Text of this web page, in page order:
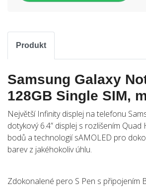
Produkt
Samsung Galaxy
128GB Single SIM,
Největší Infinity displej na telefonu
dotykový 6.4” displej s rozlišením
bodů a technologií sAMOLED pro
barev z jakéhokoliv úhlu.
Zdokonalené pero S Pen s připojením